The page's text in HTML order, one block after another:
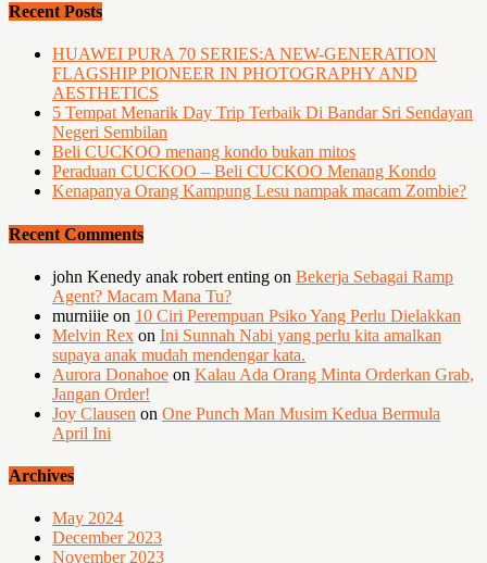
Recent Posts
HUAWEI PURA 70 SERIES:A NEW-GENERATION
FLAGSHIP PIONEER IN PHOTOGRAPHY AND
AESTHETICS
5 Tempat Menarik Day Trip Terbaik Di Bandar Sri Sendayan
Negeri Sembilan
Beli CUCKOO menang kondo bukan mitos
Peraduan CUCKOO – Beli CUCKOO Menang Kondo
Kenapanya Orang Kampung Lesu nampak macam Zombie?
Recent Comments
john Kenedy anak robert enting on Bekerja Sebagai Ramp
Agent? Macam Mana Tu?
murniiie on 10 Ciri Perempuan Psiko Yang Perlu Dielakkan
Melvin Rex on Ini Sunnah Nabi yang perlu kita amalkan
supaya anak mudah mendengar kata.
Aurora Donahoe on Kalau Ada Orang Minta Orderkan Grab,
Jangan Order!
Joy Clausen on One Punch Man Musim Kedua Bermula
April Ini
Archives
May 2024
December 2023
November 2023